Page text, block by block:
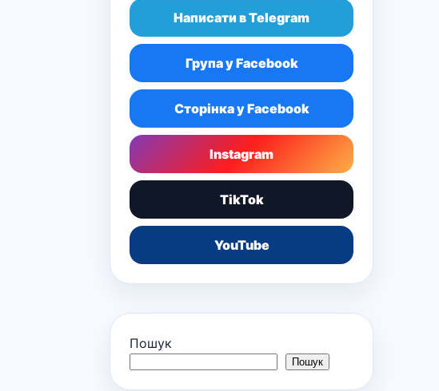
Написати в Telegram
Група у Facebook
Сторінка у Facebook
Instagram
TikTok
YouTube
Пошук
Пошук